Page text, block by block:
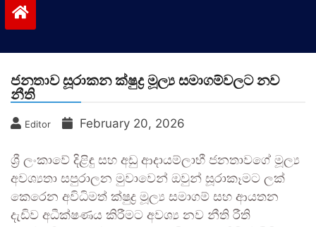
ජනතාව සූරාකන ක්ෂුද්‍ර මූල්‍ය සමාගම්වලට නව
නීති
Editor February 20, 2026
ශ්‍රී ලංකාවේ දිළිඳු සහ අඩු ආදායම්ලාභී ජනතාවගේ මූල්‍ය
අවශ්‍යතා සපුරාලන මුවාවෙන් ඔවුන් සූරාකෑමට ලක්
කෙරෙන අවිධිමත් ක්ෂුද්‍ර මූල්‍ය සමාගම් සහ ආයතන
දැඩිව අධීක්ෂණය කිරීමට අවශ්‍ය නව නීති රීති